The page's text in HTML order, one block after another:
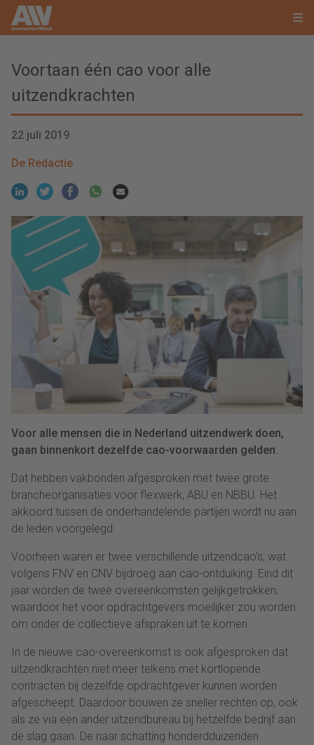
Voortaan één cao voor alle
uitzendkrachten
22 juli 2019
De Redactie
Voor alle mensen die in Nederland uitzendwerk doen,
gaan binnenkort dezelfde cao-voorwaarden gelden.
Dat hebben vakbonden afgesproken met twee grote
brancheorganisaties voor flexwerk, ABU en NBBU. Het
akkoord tussen de onderhandelende partijen wordt nu aan
de leden voorgelegd.
Voorheen waren er twee verschillende uitzendcao's, wat
volgens FNV en CNV bijdroeg aan cao-ontduiking. Eind dit
jaar worden de twee overeenkomsten gelijkgetrokken,
waardoor het voor opdrachtgevers moeilijker zou worden
om onder de collectieve afspraken uit te komen.
In de nieuwe cao-overeenkomst is ook afgesproken dat
uitzendkrachten niet meer telkens met kortlopende
contracten bij dezelfde opdrachtgever kunnen worden
afgescheept. Daardoor bouwen ze sneller rechten op, ook
als ze via een ander uitzendbureau bij hetzelfde bedrijf aan
de slag gaan. De naar schatting honderdduizenden